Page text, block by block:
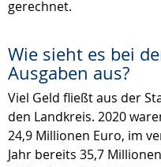
gerechnet.
Wie sieht es bei
Ausgaben aus?
Viel Geld fließt aus der
den Landkreis. 2020
24,9 Millionen Euro, im
Jahr bereits 35,7